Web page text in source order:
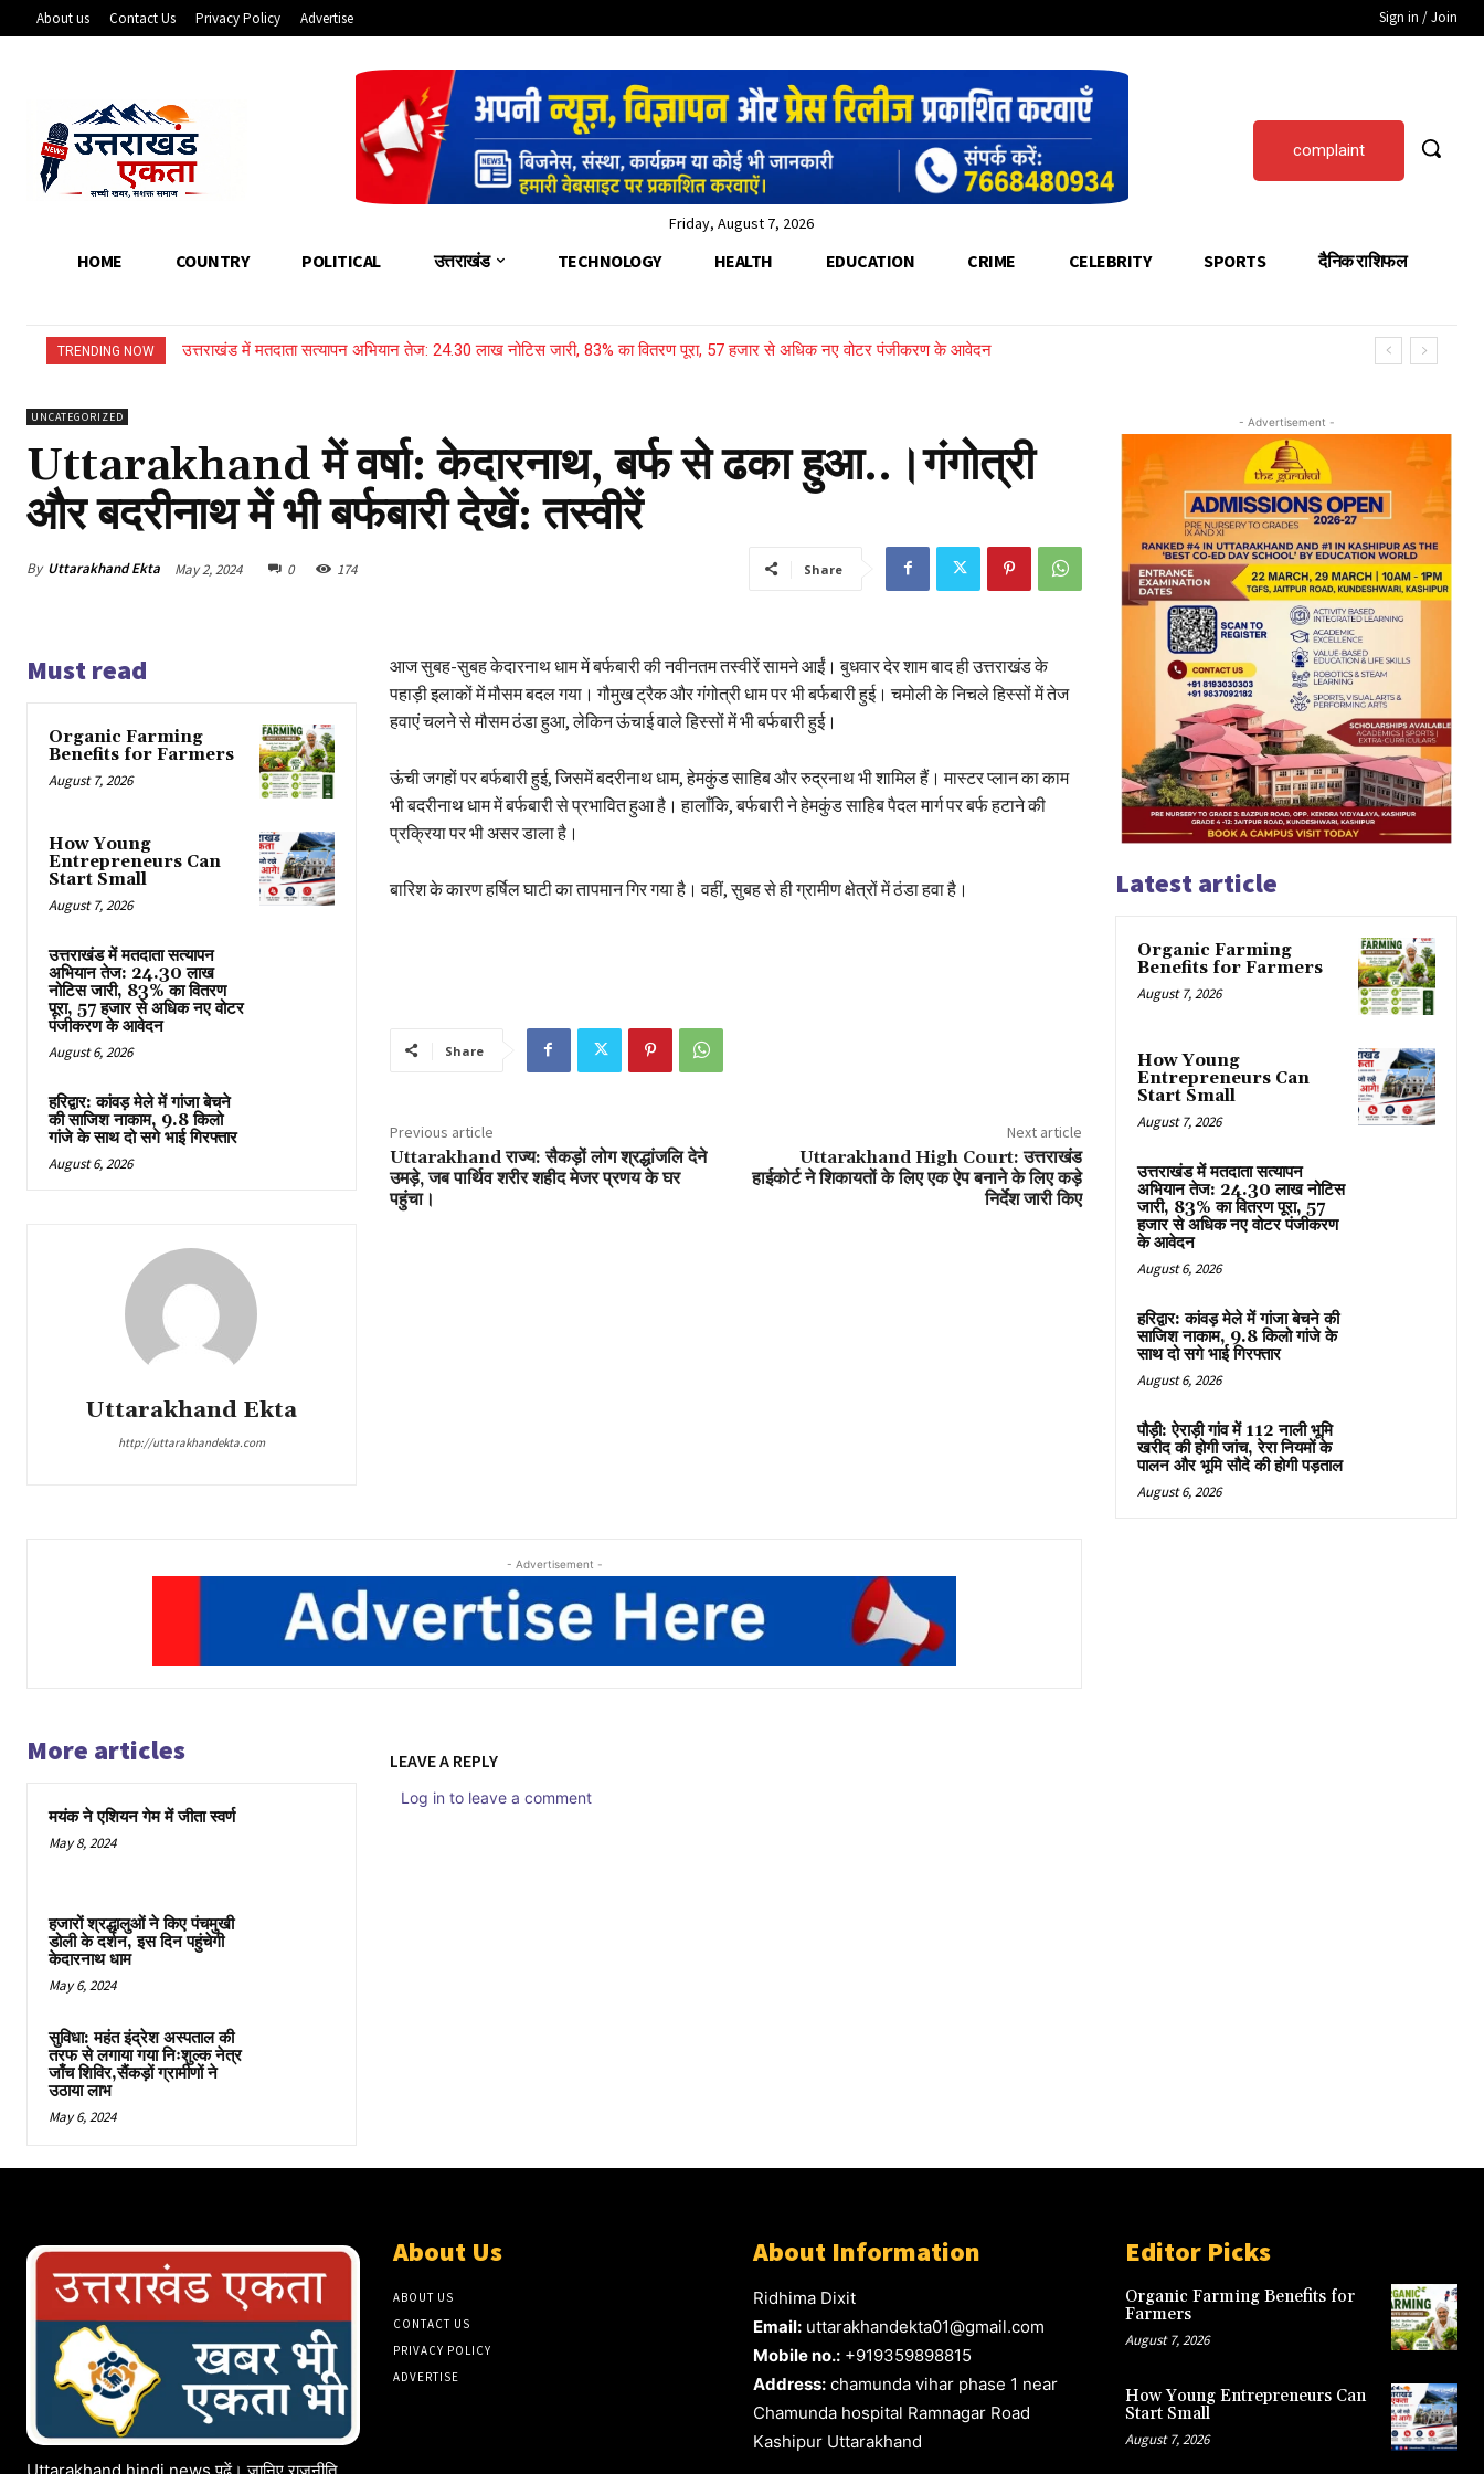
About us Contact Us Privacy Policy Advertise Sign in / Join
Friday, August 7, 2026
complaint
HOME COUNTRY POLITICAL उत्तराखंड TECHNOLOGY HEALTH EDUCATION CRIME CELEBRITY SPORTS दैनिक राशिफल
TRENDING NOW उत्तराखंड में मतदाता सत्यापन अभियान तेज: 24.30 लाख नोटिस जारी, 83% का वितरण पूरा, 57 हजार से अधिक नए वोटर पंजीकरण के आवेदन
UNCATEGORIZED
Uttarakhand में वर्षा: केदारनाथ, बर्फ से ढका हुआ..।गंगोत्री
और बदरीनाथ में भी बर्फबारी देखें: तस्वीरें
By Uttarakhand Ekta May 2, 2024 0 174 Share
Must read
Organic Farming
Benefits for Farmers
August 7, 2026
How Young
Entrepreneurs Can
Start Small
August 7, 2026
उत्तराखंड में मतदाता सत्यापन
अभियान तेज: 24.30 लाख
नोटिस जारी, 83% का वितरण
पूरा, 57 हजार से अधिक नए वोटर
पंजीकरण के आवेदन
August 6, 2026
हरिद्वार: कांवड़ मेले में गांजा बेचने
की साजिश नाकाम, 9.8 किलो
गांजे के साथ दो सगे भाई गिरफ्तार
August 6, 2026
Uttarakhand Ekta
http://uttarakhandekta.com
आज सुबह-सुबह केदारनाथ धाम में बर्फबारी की नवीनतम तस्वीरें सामने आईं। बुधवार देर शाम बाद ही उत्तराखंड के
पहाड़ी इलाकों में मौसम बदल गया। गौमुख ट्रैक और गंगोत्री धाम पर भी बर्फबारी हुई। चमोली के निचले हिस्सों में तेज
हवाएं चलने से मौसम ठंडा हुआ, लेकिन ऊंचाई वाले हिस्सों में भी बर्फबारी हुई।
ऊंची जगहों पर बर्फबारी हुई, जिसमें बदरीनाथ धाम, हेमकुंड साहिब और रुद्रनाथ भी शामिल हैं। मास्टर प्लान का काम
भी बदरीनाथ धाम में बर्फबारी से प्रभावित हुआ है। हालाँकि, बर्फबारी ने हेमकुंड साहिब पैदल मार्ग पर बर्फ हटाने की
प्रक्रिया पर भी असर डाला है।
बारिश के कारण हर्षिल घाटी का तापमान गिर गया है। वहीं, सुबह से ही ग्रामीण क्षेत्रों में ठंडा हवा है।
Share
Previous article
Uttarakhand राज्य: सैकड़ों लोग श्रद्धांजलि देने
उमड़े, जब पार्थिव शरीर शहीद मेजर प्रणय के घर
पहुंचा।
Next article
Uttarakhand High Court: उत्तराखंड
हाईकोर्ट ने शिकायतों के लिए एक ऐप बनाने के लिए कड़े
निर्देश जारी किए
- Advertisement -
More articles
मयंक ने एशियन गेम में जीता स्वर्ण
May 8, 2024
हजारों श्रद्धालुओं ने किए पंचमुखी
डोली के दर्शन, इस दिन पहुंचेगी
केदारनाथ धाम
May 6, 2024
सुविधा: महंत इंद्रेश अस्पताल की
तरफ से लगाया गया निःशुल्क नेत्र
जाँच शिविर,सैंकड़ों ग्रामीणों ने
उठाया लाभ
May 6, 2024
LEAVE A REPLY
Log in to leave a comment
- Advertisement -
Latest article
Organic Farming
Benefits for Farmers
August 7, 2026
How Young
Entrepreneurs Can
Start Small
August 7, 2026
उत्तराखंड में मतदाता सत्यापन
अभियान तेज: 24.30 लाख नोटिस
जारी, 83% का वितरण पूरा, 57
हजार से अधिक नए वोटर पंजीकरण
के आवेदन
August 6, 2026
हरिद्वार: कांवड़ मेले में गांजा बेचने की
साजिश नाकाम, 9.8 किलो गांजे के
साथ दो सगे भाई गिरफ्तार
August 6, 2026
पौड़ी: ऐराड़ी गांव में 112 नाली भूमि
खरीद की होगी जांच, रेरा नियमों के
पालन और भूमि सौदे की होगी पड़ताल
August 6, 2026
About Us
ABOUT US
CONTACT US
PRIVACY POLICY
ADVERTISE
About Information
Ridhima Dixit
Email: uttarakhandekta01@gmail.com
Mobile no.: +919359898815
Address: chamunda vihar phase 1 near
Chamunda hospital Ramnagar Road
Kashipur Uttarakhand
Editor Picks
Organic Farming Benefits for
Farmers
August 7, 2026
How Young Entrepreneurs Can
Start Small
August 7, 2026